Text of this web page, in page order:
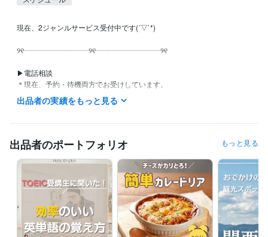
現在、2ジャンルサービス受付中です(´▽`*)
୨୧┈┈┈┈┈┈┈┈┈୨୧┈┈┈┈┈┈┈┈┈୨୧
▶︎電話相談
＊現在、予約・待機両方でお受けしています。
＊お急ぎの方、調整希望の方はDMでご連絡下さい。可能な限り対応させ
て頂きます。
お気軽にお電話ください。
【お願い】
＊購入後のキャンセルは、ココナラーのルール上お受けすることができ
（どのような理由においても対応しかねますので、ご理解頂いた上でご
購入頂けますと幸いです。）
理由に合わせて対応したところなのですが、現在のココナラのシステ
ムでは難しいようなので申し訳
ありませんがご理解のほどよろしくお願いします( ᐪ꒳ᐪ )
出品者の実績をもっと見る
出品者のポートフォリオ もっと見る